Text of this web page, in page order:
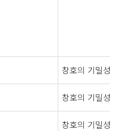
창호의 기밀성
창호의 기밀성
창호의 기밀성